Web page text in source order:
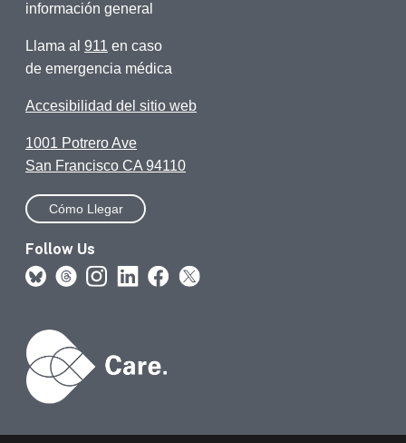
información general
Llama al 911 en caso
de emergencia médica
Accesibilidad del sitio web
1001 Potrero Ave
San Francisco CA 94110
Cómo Llegar
Follow Us